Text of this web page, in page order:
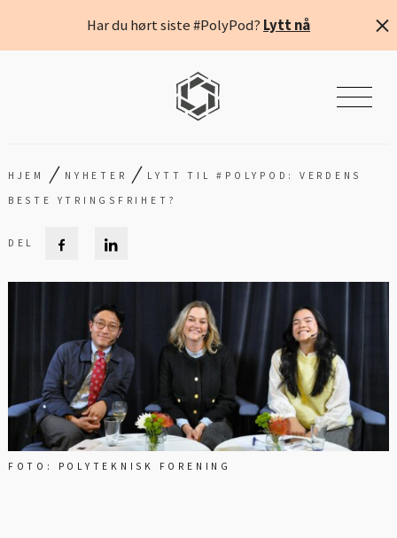
Har du hørt siste #PolyPod? Lytt nå
HJEM / NYHETER / LYTT TIL #POLYPOD: VERDENS
BESTE YTRINGSFRIHET?
FOTO: POLYTEKNISK FORENING